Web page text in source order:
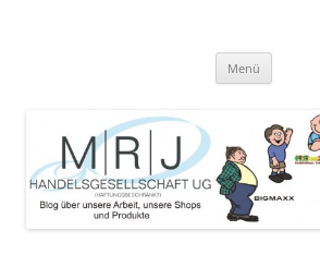
angebotene Produkte
Menü